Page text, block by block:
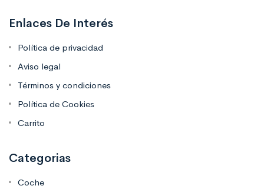
Enlaces De Interés
Política de privacidad
Aviso legal
Términos y condiciones
Política de Cookies
Carrito
Categorias
Coche